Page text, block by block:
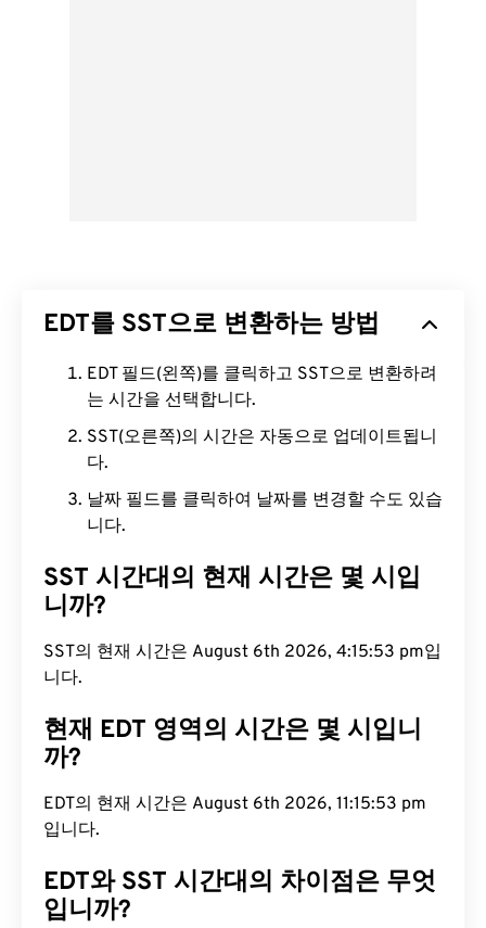
EDT를 SST으로 변환하는 방법
EDT 필드(왼쪽)를 클릭하고 SST으로 변환하려
는 시간을 선택합니다.
SST(오른쪽)의 시간은 자동으로 업데이트됩니
다.
날짜 필드를 클릭하여 날짜를 변경할 수도 있습
니다.
SST 시간대의 현재 시간은 몇 시입
니까?
SST의 현재 시간은 August 6th 2026, 4:15:54 pm입
니다.
현재 EDT 영역의 시간은 몇 시입니
까?
EDT의 현재 시간은 August 6th 2026, 11:15:54 pm
입니다.
EDT와 SST 시간대의 차이점은 무엇
입니까?